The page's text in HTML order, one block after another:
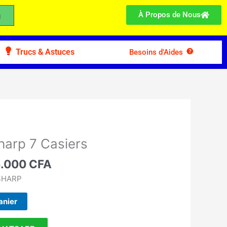
À Propos de Nous
Trucs & Astuces Besoins d’Aides
7 Casiers
:
CFA.
CFA
prix
actuel